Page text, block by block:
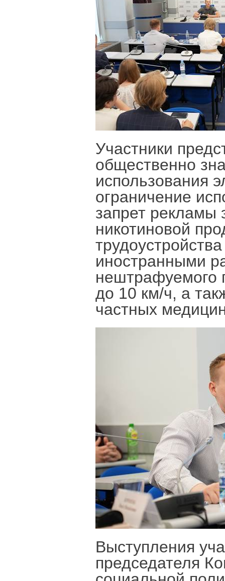
Участники
общественно
использования
ограничение
запрет рекламы
никотиновой
иностранными
нештрафуемого
до 10 км/ч, а
частных
Выступления
председателя